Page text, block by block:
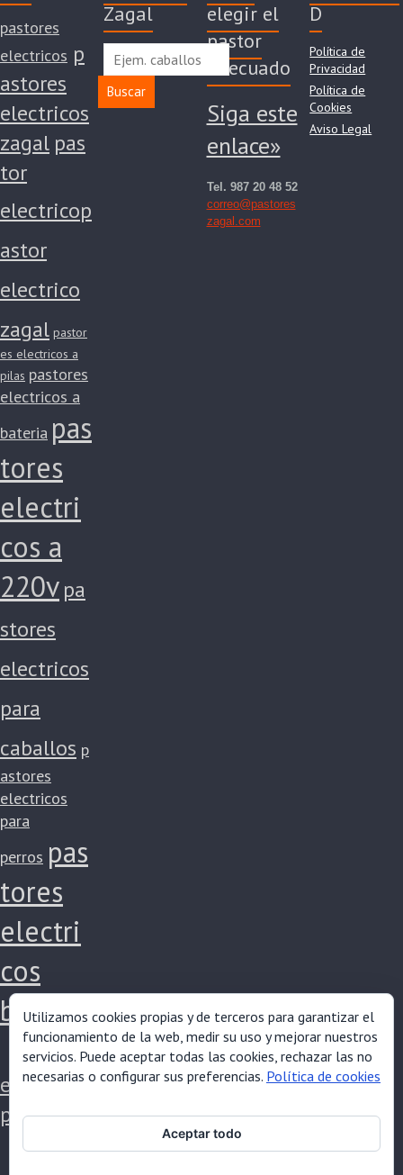
pastores
electricos p
astores
electricos
zagal pas
tor
electricop
astor
electrico
zagal pastor
es electricos a
pilas pastores
electricos a
bateria pas
tores
electri
cos a
220vpa
stores
electricos
para
caballos p
astores
electricos
para
perros pas
tores
electri
cos
baratos
pastores
electricos
potentes
Zagal
Buscar
elegir el
pastor
adecuado
Siga este
enlace»
Tel. 987 20 48 52
correo@pastores
zagal.com
D
Política de
Privacidad
Política de
Cookies
Aviso Legal
Utilizamos cookies propias y de terceros para garantizar el
funcionamiento de la web, medir su uso y mejorar nuestros
servicios. Puede aceptar todas las cookies, rechazar las no
necesarias o configurar sus preferencias. Política de cookies
Aceptar todo